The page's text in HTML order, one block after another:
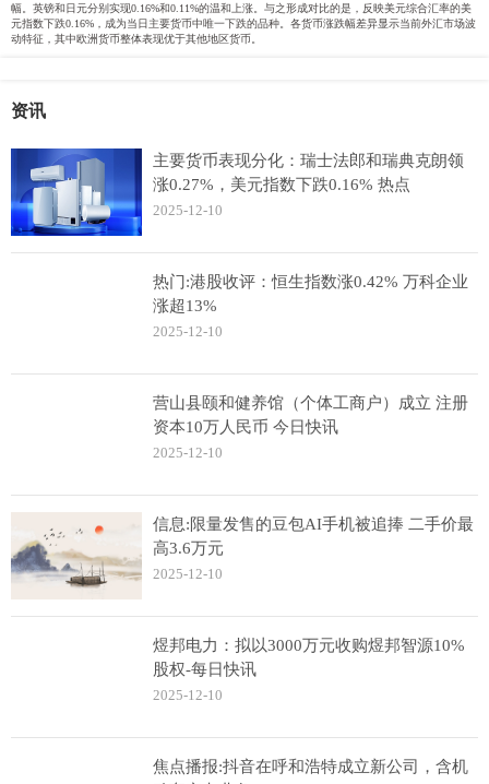
幅。英镑和日元分别实现0.16%和0.11%的温和上涨。与之形成对比的是，反映美元综合汇率的美
元指数下跌0.16%，成为当日主要货币中唯一下跌的品种。各货币涨跌幅差异显示当前外汇市场波
动特征，其中欧洲货币整体表现优于其他地区货币。
资讯
主要货币表现分化：瑞士法郎和瑞典克朗领
涨0.27%，美元指数下跌0.16% 热点
2025-12-10
热门:港股收评：恒生指数涨0.42% 万科企业
涨超13%
2025-12-10
营山县颐和健养馆（个体工商户）成立 注册
资本10万人民币 今日快讯
2025-12-10
信息:限量发售的豆包AI手机被追捧 二手价最
高3.6万元
2025-12-10
煜邦电力：拟以3000万元收购煜邦智源10%
股权-每日快讯
2025-12-10
焦点播报:抖音在呼和浩特成立新公司，含机